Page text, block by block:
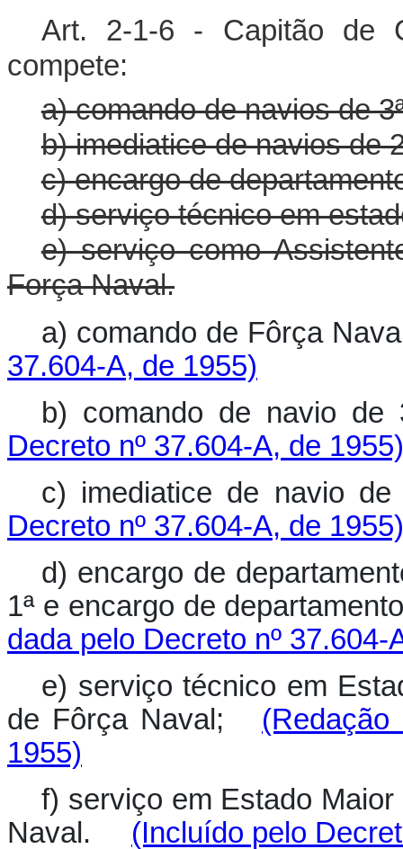
Art. 2-1-6 - Capitão de
compete:
a) comando de navios de
b) imediatice de navios de
c) encargo de
d) serviço técnico em
e) serviço como
Força Naval.
a) comando de Fôrça
37.604-A, de 1955)
b) comando de navio
Decreto nº 37.604-A, de 1955)
c) imediatice de navio
Decreto nº 37.604-A, de 1955)
d) encargo de
1ª e encargo de
dada pelo Decreto nº 37.604-
e) serviço técnico em
de Fôrça Naval;
1955)
f) serviço em Estado
Naval. (Incluído pelo